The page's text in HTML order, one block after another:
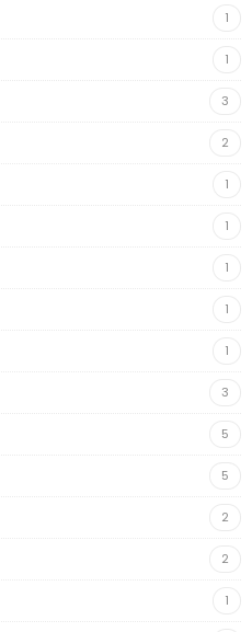
1
1
3
2
1
1
1
1
1
3
5
5
2
2
1